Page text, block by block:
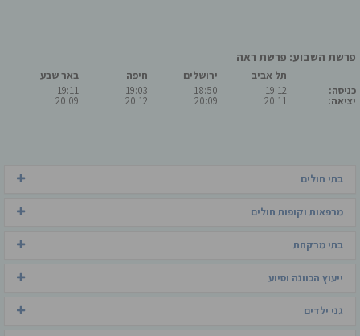
פרשת השבוע: פרשת ראה
כניסה:
יציאה:
תל אביב
19:12
20:11
ירושלים
18:50
20:09
חיפה
19:03
20:12
באר שבע
19:11
20:09
בתי חולים
מרפאות וקופות חולים
בתי מרקחת
ייעוץ הכוונה וסיוע
גני ילדים